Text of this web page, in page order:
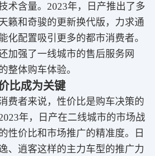
术含量。2023年，日产推出了多
籁和奇骏的更新换代版，力求通
化配置吸引更多的都市消费者。
加强了一线城市的售后服务网
整体购车体验。
比成为关键
费者来说，性价比是购车决策的
年，日产在二线城市的市场战
性价比和市场推广的精准度。日
、逍客这样的主力车型的推广力